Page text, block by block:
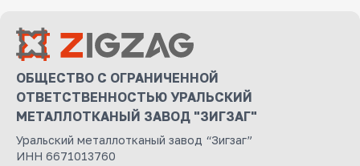
ОБЩЕСТВО С ОГРАНИЧЕННОЙ
ОТВЕТСТВЕННОСТЬЮ УРАЛЬСКИЙ
МЕТАЛЛОТКАНЫЙ ЗАВОД "ЗИГЗАГ"
Уральский металлотканый завод “Зигзаг”
ИНН 6671013760